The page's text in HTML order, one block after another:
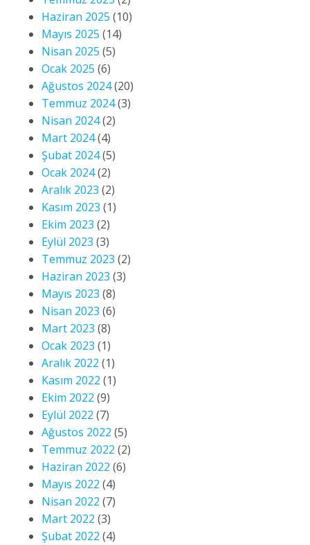
Haziran 2025 (10)
Mayıs 2025 (14)
Nisan 2025 (5)
Ocak 2025 (6)
Ağustos 2024(20)
Temmuz 2024(3)
Nisan 2024(2)
Mart 2024(4)
Şubat 2024(5)
Ocak 2024(2)
Aralık 2023 (2)
Kasım 2023 (1)
Ekim 2023 (2)
Eylül 2023 (3)
Temmuz 2023 (2)
Haziran 2023 (3)
Mayıs 2023 (8)
Nisan 2023 (6)
Mart 2023 (8)
Ocak 2023 (1)
Aralık 2022 (1)
Kasım 2022 (1)
Ekim 2022 (9)
Eylül 2022 (7)
Ağustos 2022 (5)
Temmuz 2022 (2)
Haziran 2022 (6)
Mayıs 2022 (4)
Nisan 2022 (7)
Mart 2022 (3)
Şubat 2022 (4)